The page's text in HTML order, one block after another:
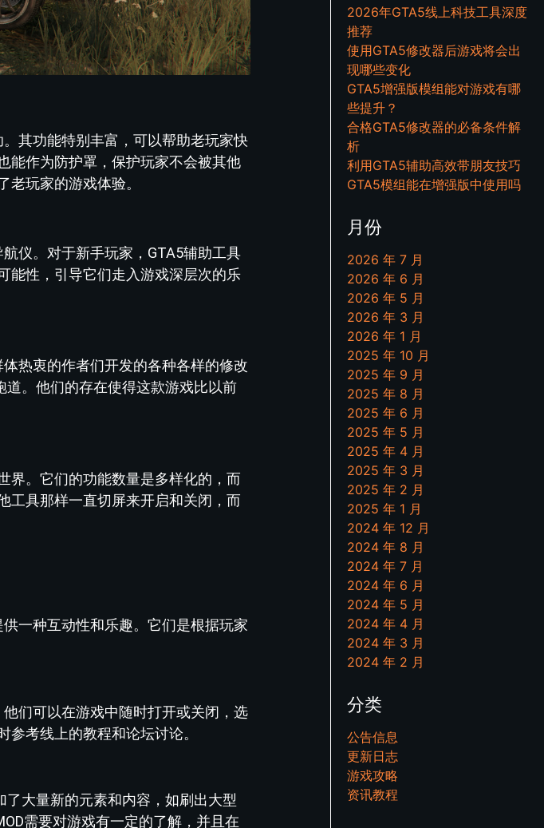
其功能特别丰富，可以帮助老玩家快
能作为防护罩，保护玩家不会被其他
玩家的游戏体验。
仪。对于新手玩家，GTA5辅助工具
能性，引导它们走入游戏深层次的乐
热衷的作者们开发的各种各样的修改
道。他们的存在使得这款游戏比以前
界。它们的功能数量是多样化的，而
工具那样一直切屏来开启和关闭，而
一种互动性和乐趣。它们是根据玩家
们可以在游戏中随时打开或关闭，选
考线上的教程和论坛讨论。
了大量新的元素和内容，如刷出大型
需要对游戏有一定的了解，并且在
2026年GTA5线上科技工具深度
推荐
使用GTA5修改器后游戏将会出
现哪些变化
GTA5增强版模组能对游戏有哪
些提升？
合格GTA5修改器的必备条件解
析
利用GTA5辅助高效带朋友技巧
GTA5模组能在增强版中使用吗
月份
2026 年 7 月
2026 年 6 月
2026 年 5 月
2026 年 3 月
2026 年 1 月
2025 年 10 月
2025 年 9 月
2025 年 8 月
2025 年 6 月
2025 年 5 月
2025 年 4 月
2025 年 3 月
2025 年 2 月
2025 年 1 月
2024 年 12 月
2024 年 8 月
2024 年 7 月
2024 年 6 月
2024 年 5 月
2024 年 4 月
2024 年 3 月
2024 年 2 月
分类
公告信息
更新日志
游戏攻略
资讯教程